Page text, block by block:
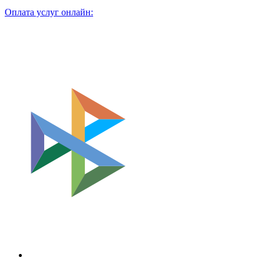
Оплата услуг онлайн: